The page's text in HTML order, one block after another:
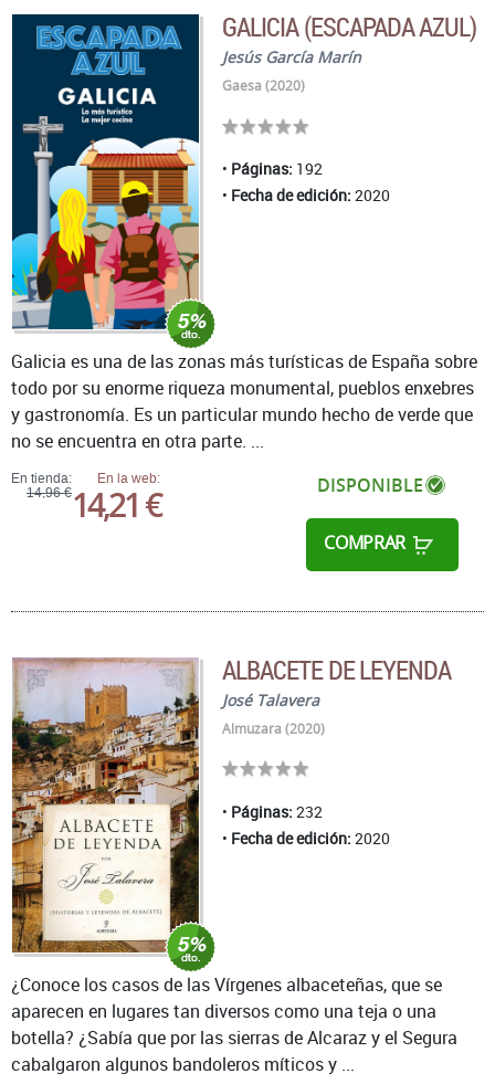
GALICIA (ESCAPADA AZUL)
Jesús García Marín
Gaesa (2020)
Páginas: 192
Fecha de edición: 2020
En tienda:
14,96 €
En la web:
14,21 € DISPONIBLE
COMPRAR
Galicia es una de las zonas más turísticas de España sobre
todo por su enorme riqueza monumental, pueblos enxebres
y gastronomía. Es un particular mundo hecho de verde que
no se encuentra en otra parte. ...
ALBACETE DE LEYENDA
José Talavera
Almuzara (2020)
Páginas: 232
Fecha de edición: 2020
¿Conoce los casos de las Vírgenes albaceteñas, que se
aparecen en lugares tan diversos como una teja o una
botella? ¿Sabía que por las sierras de Alcaraz y el Segura
cabalgaron algunos bandoleros míticos y ...